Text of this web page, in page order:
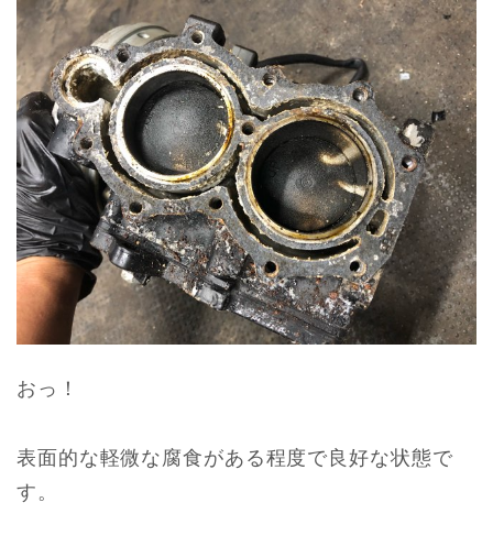
おっ！
表面的な軽微な腐食がある程度で良好な状態で
す。